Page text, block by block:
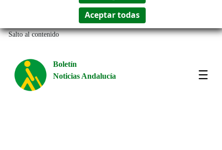
Salto al contenido
Boletín
Noticias Andalucía